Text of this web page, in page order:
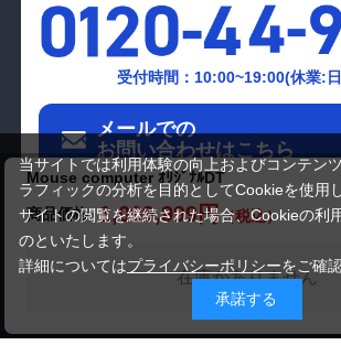
Mouse computer ｵﾘｼﾞﾅﾙDT
商品価格 1,099,999円
在庫がありません
受付時間：10:00~19:00(休業:
メールでの
お問い合わせはこちら
Copyright(c)2024 mediator Co., Ltd. ALL Rights
当サイトでは利用体験の向上およびコンテン
ラフィックの分析を目的としてCookieを使用
サイトの閲覧を継続された場合、Cookieの利
のといたします。
詳細についてはプライバシーポリシーをご確
承諾する